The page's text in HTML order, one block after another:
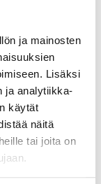
ja mainosten
Lisäksi
ja analytiikka-
käytät
näitä
tai joita on
tarjoaa
sekä luoda
korkeakoulut
sekä
Kekkonen